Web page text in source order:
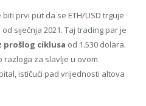
prvi put da se ETH/USD trguje
siječnja 2021. Taj trading par je
prošlog ciklusa od 1.530 dolara.
razloga za slavlje u ovom
ističući pad vrijednosti altova